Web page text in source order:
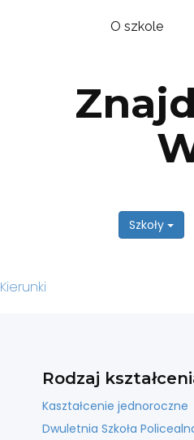
O szkole
Szkoły
Kierunki
Rodzaj
Kaształcenie jednoroczne
Dwuletnia Szkoła